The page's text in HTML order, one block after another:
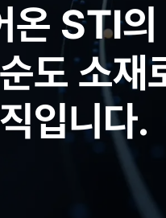
STI의
도 소재
입니다.